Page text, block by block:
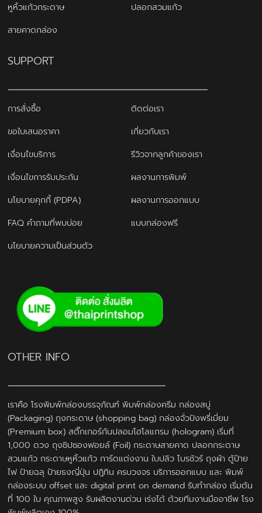
หูหิ้วแก้วกระดาษ
ปลอกสวมแก้ว
สายคาดกล่อง
SUPPORT
การสั่งซื้อ
ติดต่อเรา
ขอใบเสนอราคา
เกี่ยวกับเรา
เงื่อนไขบริการ
รีวิวจากลูกค้าของเรา
เงื่อนไขการรับประกัน
ผลงานการพิมพ์
นโยบายคุกกี้ (PDPA)
ผลงานการออกแบบ
FAQ คำถามที่พบบ่อย
แบบกล่องฟรี
นโยบายความเป็นส่วนตัว
OTHER INFO
เราคือ โรงพิมพ์กล่องบรรจุภัณฑ์ พิมพ์กล่องครีม กล่องสบู่
(Packaging) ถุงกระดาษ (shopping bag) กล่องจั่วปังพรี่เมี่ยม
(Premium box) สติ๊กเกอร์กันปลอมโฮโลแกรม (hologram) เริ่มที่
1,000 ดวง ถุงซิปซองฟอยล์ (Foil) กระดาษสายคาด ปลอกกระดาษ
สวมแก้ว กระดาษหูหิ้วแก้ว การ์ดแต่งงาน ใบปลิว โบรชัวร์ ถุงผ้า ตู้ป้าย
ไฟ ป้ายฉลุ ป้ายธงญี่ปุ่น ปฎิทิน ครบวงจร บริการออกแบบ และ พิมพ์
กล่องระบบ offset และ digital print on demand รับทำกล่อง เริ่มต้น
ที่ 100 ใบ คุณภาพสูง รับผลิตงานด่วน เร่งได้ ด้วยทีมงานมืออาชีพ โรง